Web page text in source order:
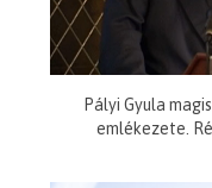
Pályi Gyula
emlékezete.